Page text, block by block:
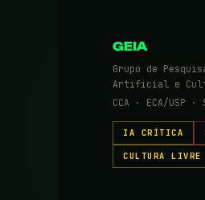
GEIA
Grupo de
Artificial e
CCA · ECA/USP ·
IA CRÍTICA
CULTURA LIVRE